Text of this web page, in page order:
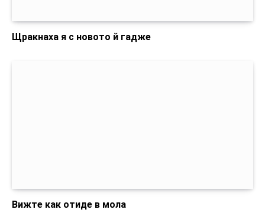
Щракнаха я с новото й гадже
Вижте как отиде в мола